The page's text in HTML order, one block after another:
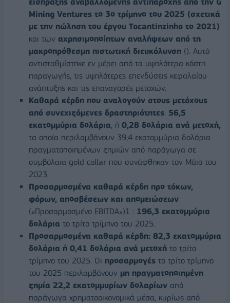
Mining Ventures το 3ο τρίμηνο του 2025 (σχετικά
με την πώληση του έργου Tocantinzinho το 2021)
και των αχρησιμοποίητων αναλήψεων από τη
μακροπρόθεσμη πιστωτική διευκόλυνση (). Αυτό
αντισταθμίστηκε εν μέρει από τα υψηλότερα κόστη
παραγωγής, τις υψηλότερες επενδύσεις κεφαλαίου
ανάπτυξης και τις επαναγορές μετοχών.
Καθαρά κέρδη που αναλογούν στους μετόχους
από συνεχιζόμενες δραστηριότητες: 56,5
εκατομμύρια δολάρια , ή 0,28 δολάρια ανά μετοχή,
τα οποία περιλαμβάνουν 39,4 εκατομμύρια δολάρια
πραγματοποιημένων ζημιών από παράγωγα σε
συμβόλαια gold collar που συνάφθηκαν τον Μάιο του
2023.
Προσαρμοσμένα καθαρά κέρδη προ τόκων,
φόρων, αποσβέσεων και απομειώσεων
(«Προσαρμοσμένο EBITDA»)1 : 196,3 εκατομμύρια
δολάρια το τρίτο τρίμηνο του 2025.
Προσαρμοσμένα καθαρά κέρδη: 82,3 εκατομμύρια
δολάρια ή 0,41 δολάρια ανά μετοχή το τρίτο
τρίμηνο του 2025. Οι προσαρμογές το τρίτο τρίμηνο
του 2025 περιλαμβάνουν μη πραγματοποιημένη
ζημία 22,2 εκατομμυρίων δολαρίων από
παράγωγα χρηματοοικονομικά μέσα, κυρίως από